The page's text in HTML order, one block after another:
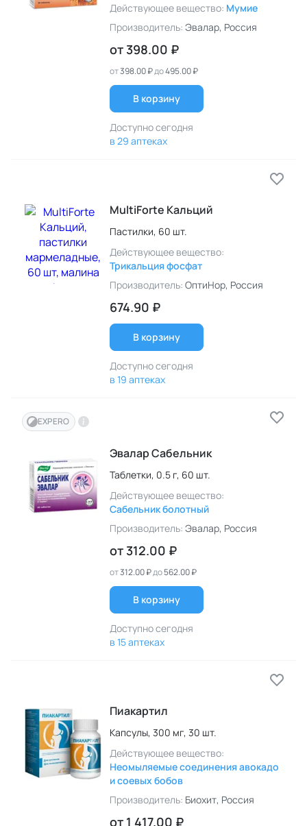
Действующее вещество: Мумие
Производитель: Эвалар, Россия
от 398.00 ₽
от398.00 ₽до495.00 ₽
В корзину
Доступно сегодня
в 29 аптеках
MultiForte Кальций
Пастилки, 60 шт.
Действующее вещество:
Трикальция фосфат
Производитель: ОптиНор, Россия
674.90 ₽
В корзину
Доступно сегодня
в 19 аптеках
EXPERO
Эвалар Сабельник
Таблетки, 0.5 г, 60 шт.
Действующее вещество:
Сабельник болотный
Производитель: Эвалар, Россия
от 312.00 ₽
от312.00 ₽до562.00 ₽
В корзину
Доступно сегодня
в 15 аптеках
Пиакартил
Капсулы, 300 мг, 30 шт.
Действующее вещество:
Неомыляемые соединения авокадо
и соевых бобов
Производитель: Биохит, Россия
от 1 417.00 ₽